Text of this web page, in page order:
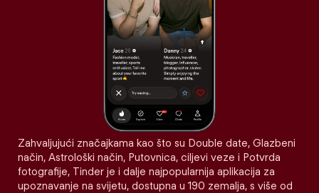
Zahvaljujući značajkama kao što su Double date, Glazbeni
način, Astrološki način, Putovnica, ciljevi veze i Potvrda
fotografije, Tinder je i dalje najpopularnija aplikacija za
upoznavanje na svijetu, dostupna u 190 zemalja, s više od